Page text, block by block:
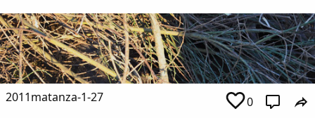
2011matanza-1-27 0